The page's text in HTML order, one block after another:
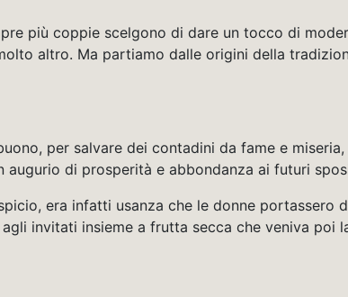
più coppie scelgono di dare un tocco di
altro. Ma partiamo dalle origini della
per salvare dei contadini da fame e
di prosperità e abbondanza ai futuri
era infatti usanza che le donne portassero
invitati insieme a frutta secca che veniva poi